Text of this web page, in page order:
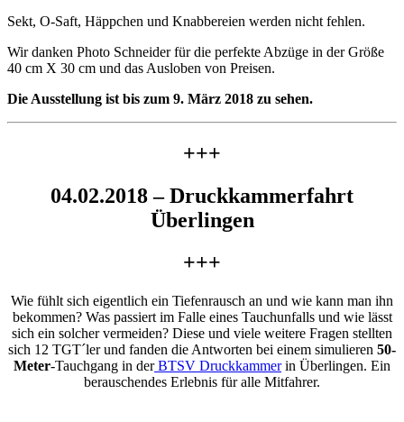
Sekt, O-Saft, Häppchen und Knabbereien werden nicht fehlen.
Wir danken Photo Schneider für die perfekte Abzüge in der Größe
40 cm X 30 cm und das Ausloben von Preisen.
Die Ausstellung ist bis zum 9. März 2018 zu sehen.
+++
04.02.2018 – Druckkammerfahrt
Überlingen
+++
Wie fühlt sich eigentlich ein Tiefenrausch an und wie kann man ihn
bekommen? Was passiert im Falle eines Tauchunfalls und wie lässt
sich ein solcher vermeiden? Diese und viele weitere Fragen stellten
sich 12 TGT´ler und fanden die Antworten bei einem simulieren 50-
Meter-Tauchgang in derBTSV Druckkammerin Überlingen. Ein
berauschendes Erlebnis für alle Mitfahrer.